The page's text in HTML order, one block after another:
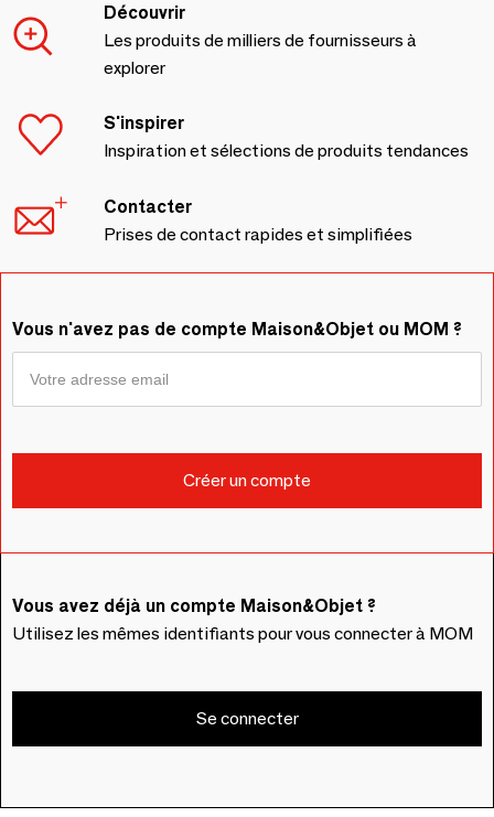
Découvrir
Les produits de milliers de fournisseurs à
explorer
S'inspirer
Inspiration et sélections de produits tendances
Contacter
Prises de contact rapides et simplifiées
Vous n'avez pas de compte Maison&Objet ou MOM ?
Vous avez déjà un compte Maison&Objet ?
Utilisez les mêmes identifiants pour vous connecter à MOM
Se connecter